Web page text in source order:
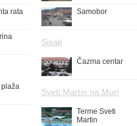
rata
plaža
Samobor
Sisak
Čazma centar
Sveti Martin na Muri
Terme Sveti
Martin